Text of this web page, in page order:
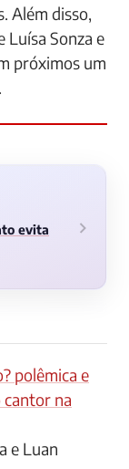
Além disso,
Luísa Sonza e
próximos um
evita
polêmica e
cantor na
e Luan